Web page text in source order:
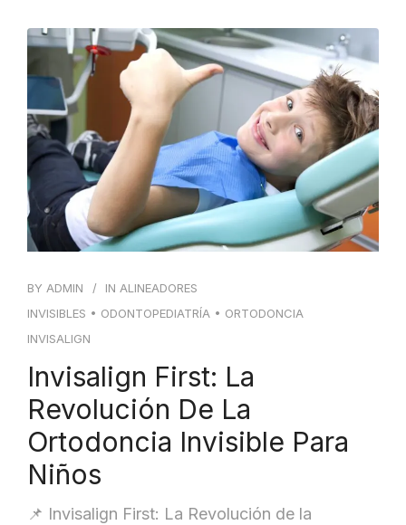
BY ADMIN IN ALINEADORES
INVISIBLES • ODONTOPEDIATRÍA • ORTODONCIA
INVISALIGN
Invisalign First: La
Revolución De La
Ortodoncia Invisible Para
Niños
📌 Invisalign First: La Revolución de la